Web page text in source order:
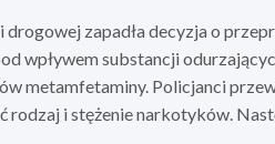
zapadła decyzja o
wpływem substancji
metamfetaminy. Policjanci
rodzaj i stężenie narkotyków.